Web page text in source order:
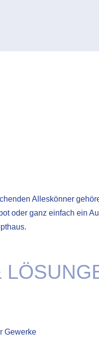
Alleskönner
oder ganz einfach ein
Gewerke